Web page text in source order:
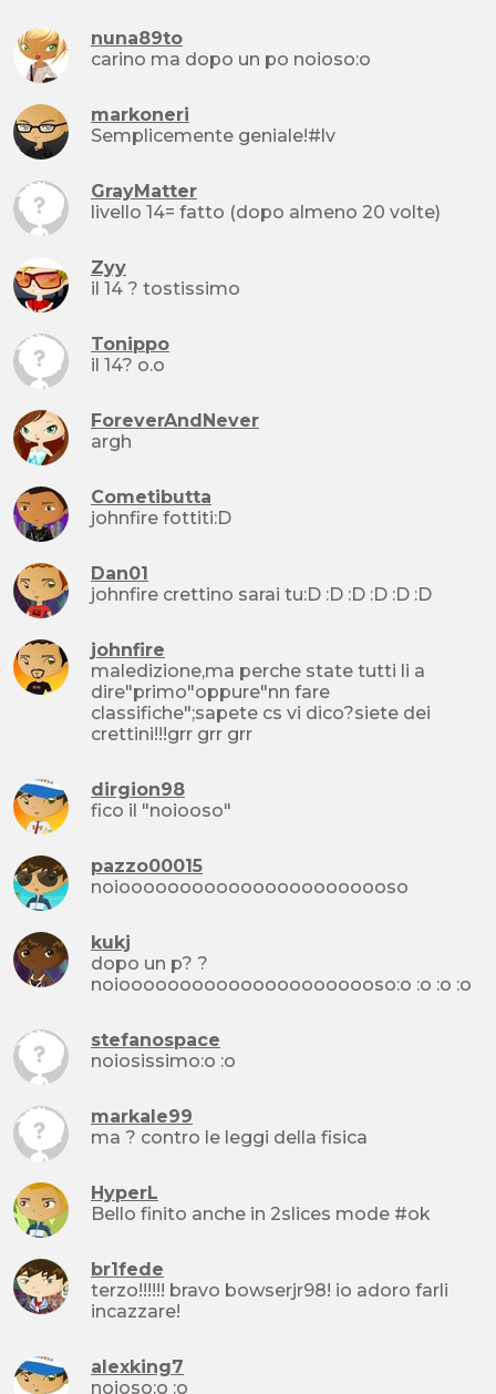
nuna89to
carino ma dopo un po noioso:o
markoneri
Semplicemente geniale!#lv
GrayMatter
livello 14= fatto (dopo almeno 20 volte)
Zyy
il 14 ? tostissimo
Tonippo
il 14? o.o
ForeverAndNever
argh
Cometibutta
johnfire fottiti:D
Dan01
johnfire crettino sarai tu:D :D :D :D :D :D
johnfire
maledizione,ma perche state tutti li a
dire"primo"oppure"nn fare
classifiche";sapete cs vi dico?siete dei
crettini!!!grr grr grr
dirgion98
fico il "noiooso"
pazzo00015
noiooooooooooooooooooooooso
kukj
dopo un p? ?
noioooooooooooooooooooooso:o :o :o :o
stefanospace
noiosissimo:o :o
markale99
ma ? contro le leggi della fisica
HyperL
Bello finito anche in 2slices mode #ok
br1fede
terzo!!!!!! bravo bowserjr98! io adoro farli
incazzare!
alexking7
noioso:o :o